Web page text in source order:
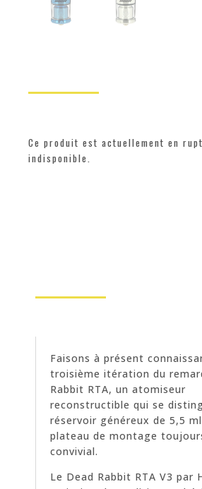
Ce produit est actuellement en
indisponible.
Faisons à présent
troisième itération du
Rabbit RTA, un atomiseur
reconstructible qui se
réservoir généreux de 5,5
plateau de montage
convivial.
Le Dead Rabbit RTA V3 par